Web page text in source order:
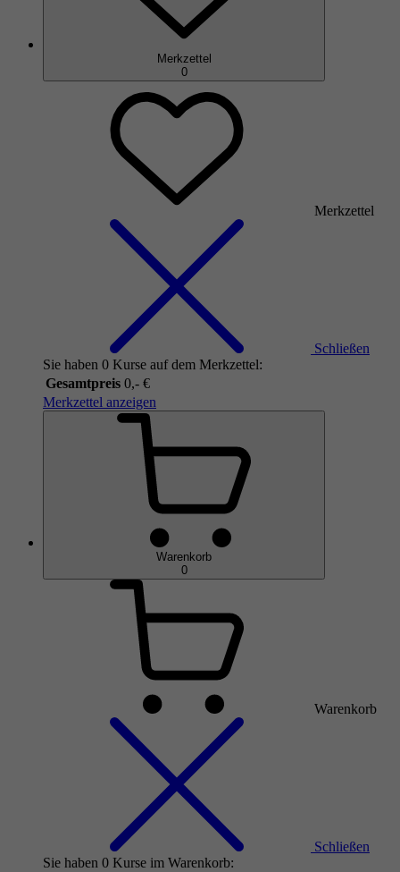
Merkzettel
0
Merkzettel
Schließen
Sie haben 0 Kurse auf dem Merkzettel:
Gesamtpreis 0,- €
Merkzettel anzeigen
Warenkorb
0
Warenkorb
Schließen
Sie haben 0 Kurse im Warenkorb: